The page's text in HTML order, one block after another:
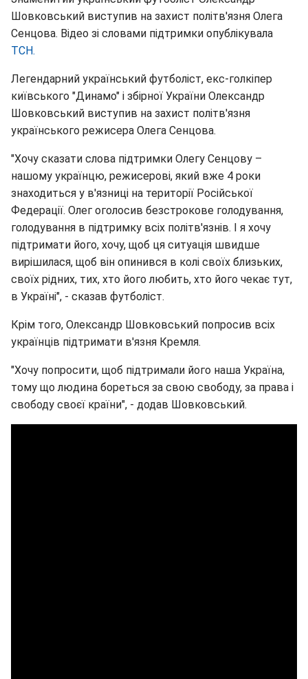
Шовковський виступив на захист політв'язня Олега
Сенцова. Відео зі словами підтримки опублікувала
ТСН.
Легендарний український футболіст, екс-голкіпер
київського "Динамо" і збірної України Олександр
Шовковський виступив на захист політв'язня
українського режисера Олега Сенцова.
"Хочу сказати слова підтримки Олегу Сенцову –
нашому українцю, режисерові, який вже 4 роки
знаходиться у в'язниці на території Російської
Федерації. Олег оголосив безстрокове голодування,
голодування в підтримку всіх політв'язнів. І я хочу
підтримати його, хочу, щоб ця ситуація швидше
вирішилася, щоб він опинився в колі своїх близьких,
своїх рідних, тих, хто його любить, хто його чекає тут,
в Україні", - сказав футболіст.
Крім того, Олександр Шовковський попросив всіх
українців підтримати в'язня Кремля.
"Хочу попросити, щоб підтримали його наша Україна,
тому що людина бореться за свою свободу, за права і
свободу своєї країни", - додав Шовковський.